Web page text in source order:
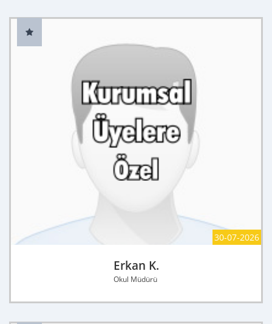
30-07-2026
Erkan K.
Okul Müdürü